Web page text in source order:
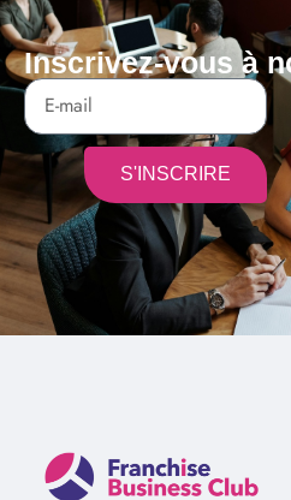
Inscrivez-vous à
S'INSCRIRE
Alternative: